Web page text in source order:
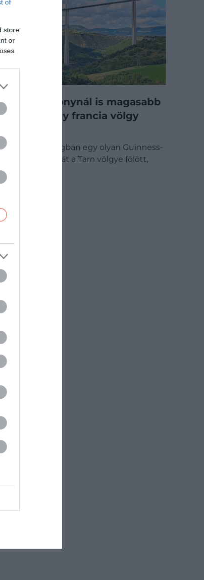
of
store
or
Eiffel-toronynál is magasabb
ível át egy francia völgy
Dél-Franciaországban egy olyan Guinness-
rekorder híd ível át a Tarn völgye fölött,